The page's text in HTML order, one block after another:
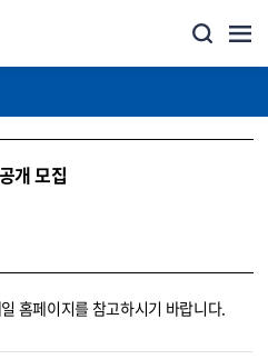
개 모집
홈페이지를 참고하시기 바랍니다.